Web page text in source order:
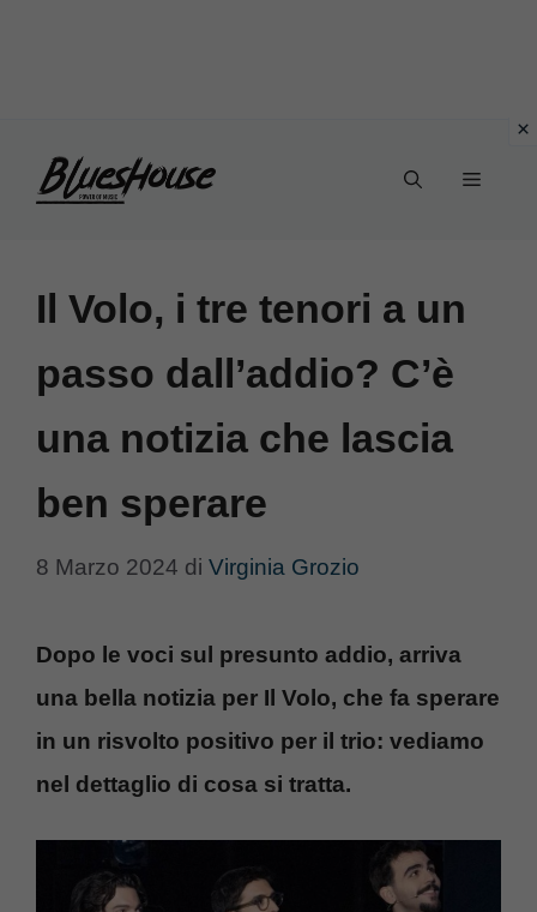
Menu
Il Volo, i tre tenori a un
passo dall’addio? C’è
una notizia che lascia
ben sperare
8 Marzo 2024 di Virginia Grozio
Dopo le voci sul presunto addio, arriva
una bella notizia per Il Volo, che fa sperare
in un risvolto positivo per il trio: vediamo
nel dettaglio di cosa si tratta.